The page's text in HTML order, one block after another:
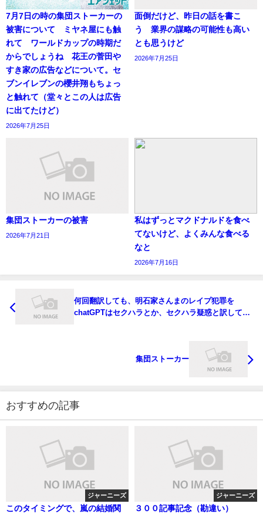
7月7日の時の集団ストーカーの
被害について ミヤネ屋にも触
れて ワールドカップの時期だ
からでしょうね 花王の菅田や
すき家の広告などについて。セ
ブンイレブンの櫻井翔もちょっ
と触れて（堂々とこの人は広告
に出てたけど）
2026年7月25日
面倒だけど、昨日の話を書こ
う 業界の謀略の可能性も高い
とも思うけど
2026年7月25日
集団ストーカーの被害
2026年7月21日
私はずっとマクドナルドを食べ
てないけど、よくみんな食べる
なと
2026年7月16日
何回翻訳しても、明石家さんまのレイプ犯罪を
chatGPTはセクハラとか、セクハラ疑惑と訳してい
集団ストーカー
おすすめの記事
ジャーニーズ
このタイミングで、嵐の結婚関
ジャーニーズ
３００記事記念（勘違い）